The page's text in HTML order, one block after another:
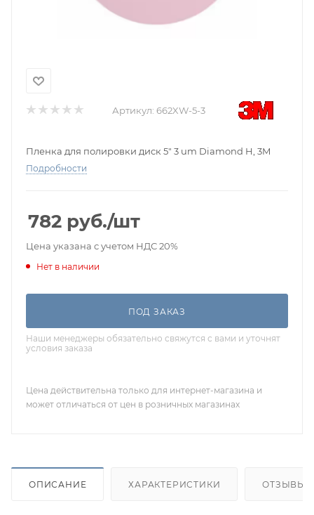
Артикул: 662XW-5-3
Пленка для полировки диск 5" 3 um Diamond H, 3M
Подробности
782 руб./шт
Цена указана с учетом НДС 20%
Нет в наличии
ПОД ЗАКАЗ
Наши менеджеры обязательно свяжутся с вами и уточнят
условия заказа
Цена действительна только для интернет-магазина и
может отличаться от цен в розничных магазинах
ОПИСАНИЕ ХАРАКТЕРИСТИКИ ОТЗЫВЫ